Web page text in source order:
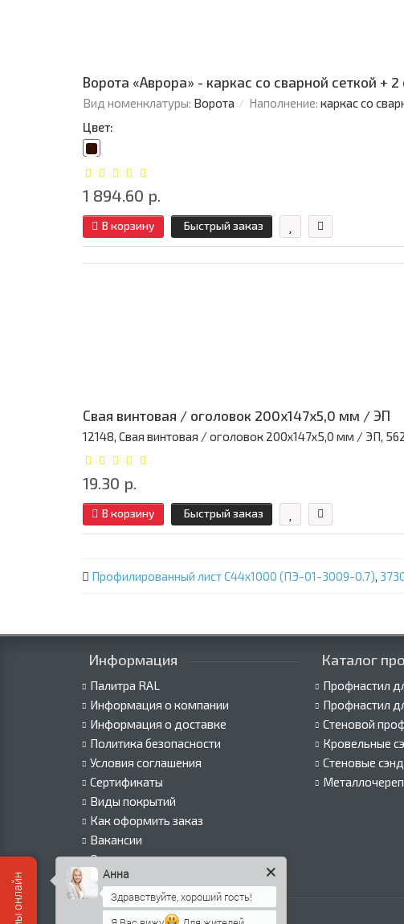
Ворота «Аврора» - каркас со сварной сеткой +
Вид номенклатуры: Ворота Наполнение: каркас со
Цвет:
1 894.60 р.
В корзину Быстрый заказ
Свая винтовая / оголовок 200x147x5,0 мм / ЭП
12148, Свая винтовая / оголовок 200x147x5,0 мм / ЭП,
19.30 р.
В корзину Быстрый заказ
Профилированный лист С44х1000 (ПЭ-01-3009-0.7),
Информация
Палитра RAL
Информация о компании
Информация о доставке
Политика безопасности
Условия соглашения
Сертификаты
Виды покрытий
Как оформить заказ
Вакансии
Оплата
Пресс-центр
Каталог
Профнастил
Профнастил
Стеновой
Кровельные
Стеновые
Анна